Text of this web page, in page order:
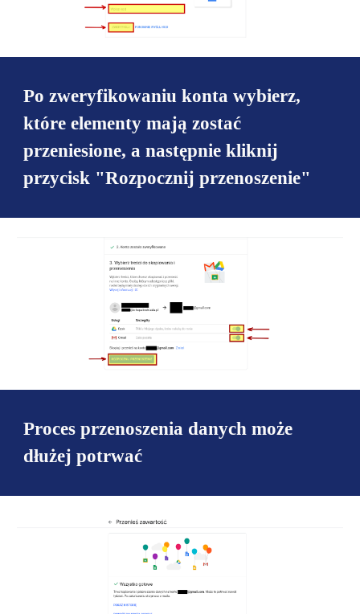
Po zweryfikowaniu konta wybierz,
które elementy mają zostać
przeniesione, a następnie kliknij
przycisk "Rozpocznij przenoszenie"
Proces przenoszenia danych może
dłużej potrwać